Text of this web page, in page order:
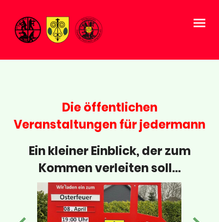
Die öffentlichen
Veranstaltungen für jedermann
Ein kleiner Einblick, der zum
Kommen verleiten soll...